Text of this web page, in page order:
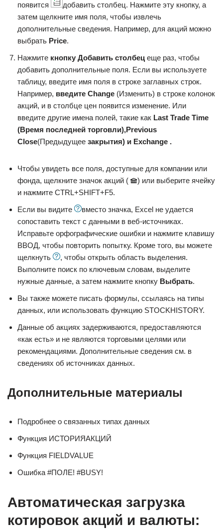
появится
добавить столбец. Нажмите эту кнопку, а
затем щелкните имя поля, чтобы извлечь
дополнительные сведения. Например, для акций можно
выбрать Price.
Нажмите кнопку Добавить столбец еще раз, чтобы
добавить дополнительные поля. Если вы используете
таблицу, введите имя поля в строке заглавных строк.
Например, введите Change (Изменить) в строке колонок
акций, и в столбце цен появится изменение. Или
введите другие имена полей, такие как Last Trade Time
(Время последней торговли),Previous
Close(Предыдущее закрытия) и Exchange .
Чтобы увидеть все поля, доступные для компании или
фонда, щелкните значок акций (
) или выберите ячейку
и нажмите CTRL+SHIFT+F5.
Если вы видите
вместо значка, Excel не удается
сопоставить текст с данными в веб-источниках.
Исправьте орфографические ошибки и нажмите клавишу
ВВОД, чтобы повторить попытку. Кроме того, вы можете
щелкнуть
, чтобы открыть область выделения.
Выполните поиск по ключевым словам, выделите
нужные данные, а затем нажмите кнопку Выбрать.
Вы также можете писать формулы, ссылаясь на типы
данных, или использовать функцию STOCKHISTORY.
Данные об акциях задерживаются, предоставляются
«как есть» и не являются торговыми целями или
рекомендациями. Дополнительные сведения см. в
сведениях об источниках данных.
Дополнительные материалы
Подробнее о связанных типах данных
Функция ИСТОРИЯАКЦИЙ
Функция FIELDVALUE
Ошибка #ПОЛЕ! #BUSY!
Автоматическая загрузка
котировок акций и валюты: